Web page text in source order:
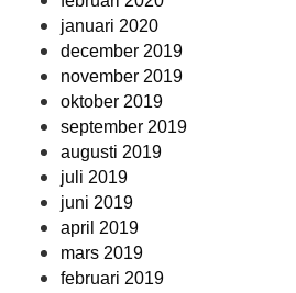
januari 2020
december 2019
november 2019
oktober 2019
september 2019
augusti 2019
juli 2019
juni 2019
april 2019
mars 2019
februari 2019